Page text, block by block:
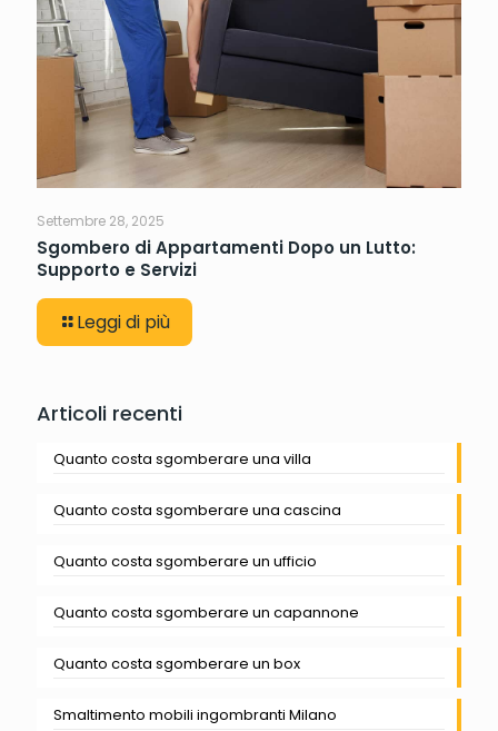
Settembre 28, 2025
Sgombero di Appartamenti Dopo un Lutto:
Supporto e Servizi
Leggi di più
Articoli recenti
Quanto costa sgomberare una villa
Quanto costa sgomberare una cascina
Quanto costa sgomberare un ufficio
Quanto costa sgomberare un capannone
Quanto costa sgomberare un box
Smaltimento mobili ingombranti Milano